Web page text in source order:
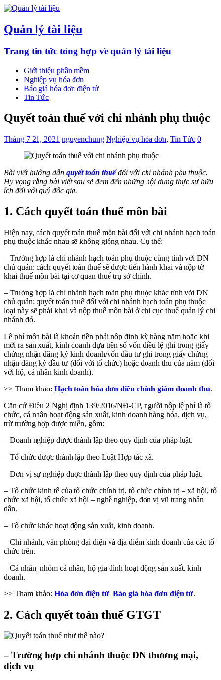
Quản lý tài liệu
Trang tin tức tổng hợp về quản lý tài liệu
Giới thiệu phần mềm
Nghiệp vụ hóa đơn
Báo giá hóa đơn điện tử
Tin Tức
Quyết toán thuế với chi nhánh phụ thuộc
Tháng 7 21, 2021 nguyenchung Nghiệp vụ hóa đơn, Tin Tức 0
Bài viết hướng dẫn quyết toán thuếđối với chi nhánh phụ thuộc.
Hy vọng rằng bài viết sau sẽ đem đến những nội dung thực sự hữu
ích đối với quý độc giả.
1. Cách quyết toán thuế môn bài
Hiện nay, cách quyết toán thuế môn bài đối với chi nhánh hạch toán
phụ thuộc khác nhau sẽ không giống nhau. Cụ thể:
– Trường hợp là chi nhánh hạch toán phụ thuộc cùng tỉnh với DN
chủ quản: cách quyết toán thuế sẽ được tiến hành khai và nộp tờ
khai thuế môn bài tại cơ quan thuế trụ sở chính.
– Trường hợp là chi nhánh hạch toán phụ thuộc khác tỉnh với DN
chủ quản: quyết toán thuế đối với chi nhánh hạch toán phụ thuộc
loại này sẽ phải khai và nộp thuế môn bài ở chi cục thuế quản lý chi
nhánh đó.
Lệ phí môn bài là khoản tiền phải nộp định kỳ hàng năm hoặc khi
mới ra sản xuất, kinh doanh dựa trên số vốn điều lệ ghi trong giấy
chứng nhận đăng ký kinh doanh/vốn đầu tư ghi trong giấy chứng
nhận đăng ký đầu tư (đối với tổ chức) hoặc doanh thu của năm (đối
với hộ, cá nhân kinh doanh).
>> Tham khảo: Hạch toán hóa đơn điều chỉnh giảm doanh thu.
Căn cứ Điều 2 Nghị định 139/2016/NĐ-CP, người nộp lệ phí là tổ
chức, cá nhân hoạt động sản xuất, kinh doanh hàng hóa, dịch vụ,
trừ trường hợp được miễn, gồm:
– Doanh nghiệp được thành lập theo quy định của pháp luật.
– Tổ chức được thành lập theo Luật Hợp tác xã.
– Đơn vị sự nghiệp được thành lập theo quy định của pháp luật.
– Tổ chức kinh tế của tổ chức chính trị, tổ chức chính trị – xã hội, tổ
chức xã hội, tổ chức xã hội – nghề nghiệp, đơn vị vũ trang nhân
dân.
– Tổ chức khác hoạt động sản xuất, kinh doanh.
– Chi nhánh, văn phòng đại diện và địa điểm kinh doanh của các tổ
chức trên.
– Cá nhân, nhóm cá nhân, hộ gia đình hoạt động sản xuất, kinh
doanh.
>> Tham khảo: Hóa đơn điện tử, Báo giá hóa đơn điện tử.
2. Cách quyết toán thuế GTGT
– Trường hợp chi nhánh thuộc DN thương mại,
dịch vụ